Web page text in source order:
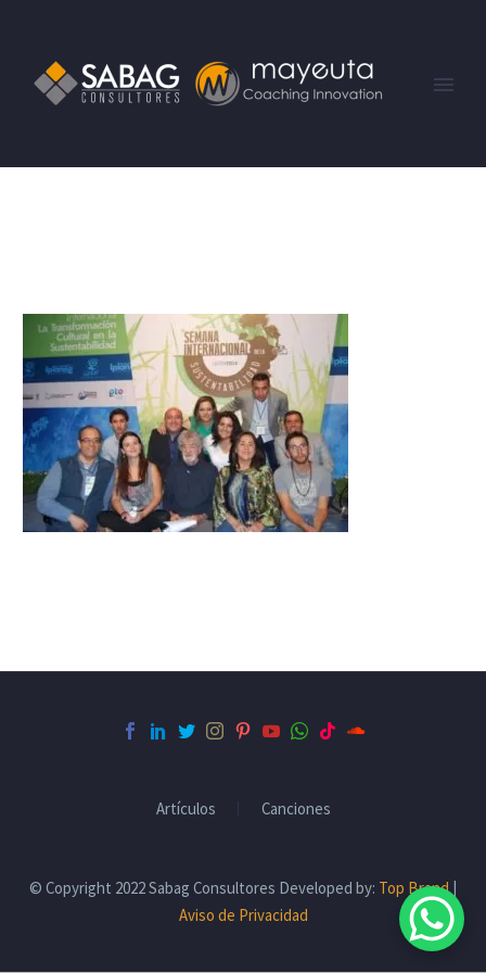
Artículos Canciones
© Copyright 2022 Sabag Consultores Developed by: Top Brand|
Aviso de Privacidad